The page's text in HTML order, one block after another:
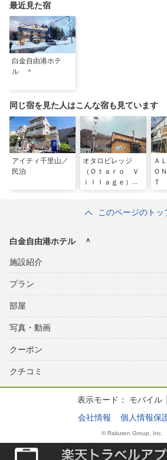
最近見た宿
白金自由港ホテ
ル ＾
同じ宿を見た人はこんな宿も見ています
アイティ千里山／
民泊
オタロビレッジ
（Ｏｔａｒｏ Ｖ
ｉｌｌａｇｅ）
Ａ
Ｏ
Ｔ
このページのトッ
白金自由港ホテル ＾
施設紹介
プラン
部屋
写真・動画
クーポン
クチコミ
表示モード： モバイル
会社情報
個人情報保
© Rakuten Group, Inc.